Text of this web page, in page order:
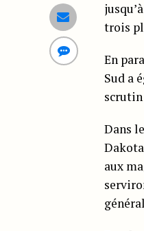
trois
En
Sud a
scrutin
Dans
aux